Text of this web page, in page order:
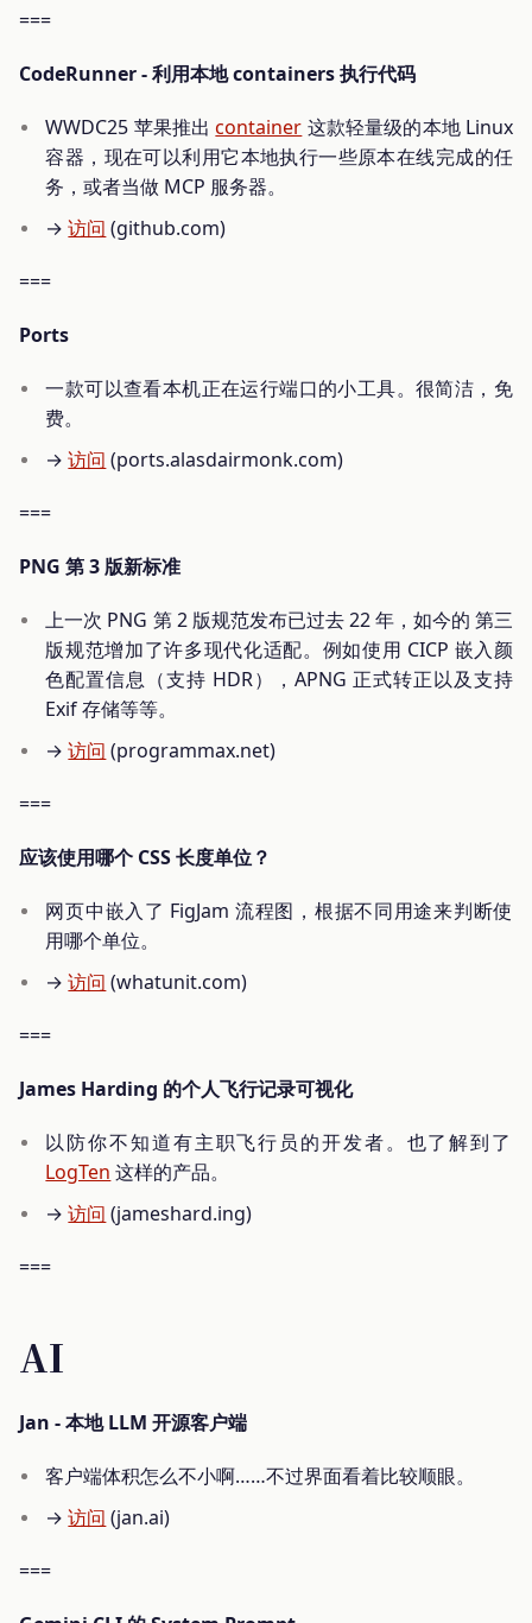
===
CodeRunner - 利用本地 containers 执行代码
WWDC25 苹果推出container 这款轻量级的本地 Linux
容器，现在可以利用它本地执行一些原本在线完成的任
务，或者当做 MCP 服务器。
→访问 (github.com)
===
Ports
一款可以查看本机正在运行端口的小工具。很简洁，免
费。
→访问 (ports.alasdairmonk.com)
===
PNG 第 3 版新标准
上一次 PNG 第 2 版规范发布已过去 22 年，如今的 第三
版规范增加了许多现代化适配。例如使用 CICP 嵌入颜
色配置信息（支持 HDR），APNG 正式转正以及支持
Exif 存储等等。
→访问 (programmax.net)
===
应该使用哪个 CSS 长度单位？
网页中嵌入了 FigJam 流程图，根据不同用途来判断使
用哪个单位。
→访问 (whatunit.com)
===
James Harding 的个人飞行记录可视化
以防你不知道有主职飞行员的开发者。也了解到了
LogTen 这样的产品。
→访问 (jameshard.ing)
===
AI
Jan - 本地 LLM 开源客户端
客户端体积怎么不小啊……不过界面看着比较顺眼。
→访问 (jan.ai)
===